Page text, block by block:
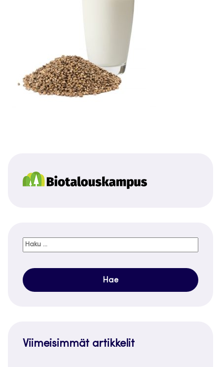
Haku:
Viimeisimmät artikkelit